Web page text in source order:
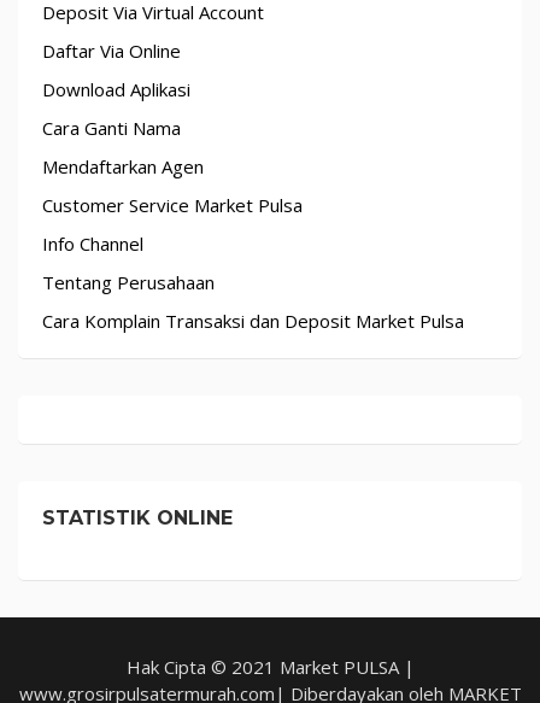
Deposit Via Virtual Account
Daftar Via Online
Download Aplikasi
Cara Ganti Nama
Mendaftarkan Agen
Customer Service Market Pulsa
Info Channel
Tentang Perusahaan
Cara Komplain Transaksi dan Deposit Market Pulsa
STATISTIK ONLINE
Hak Cipta © 2021 Market PULSA |
www.grosirpulsatermurah.com| Diberdayakan oleh MARKET